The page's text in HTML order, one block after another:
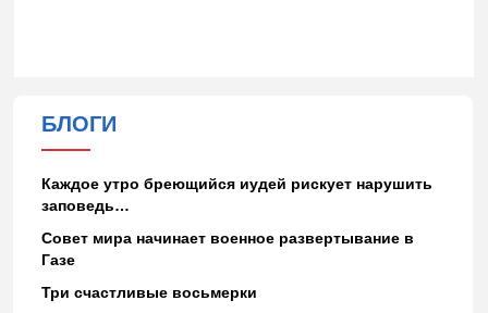
БЛОГИ
Каждое утро бреющийся иудей рискует нарушить
заповедь…
Совет мира начинает военное развертывание в
Газе
Три счастливые восьмерки